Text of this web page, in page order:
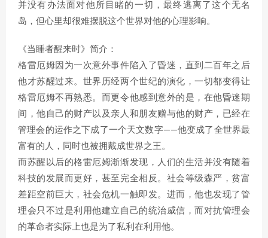
并没有办法面对他所目睹的一切，最终逃离了这个无名
岛，但心里却很难摆脱这个世界对他的心理影响。
《当睡者醒来时》简介：
格雷厄姆因为一次意外事件陷入了昏迷，直到二百年之后
他才苏醒过来。世界历经两个世纪的演化，一切都变得让
格雷厄姆不再熟悉。而更令他感到意外的是，在他昏迷期
间，他自己的财产以及亲人和朋友赠与他的财产，已经在
管理会的运作之下成了一个天文数字——他变成了全世界最
富有的人，同时也被拥戴成世界之王。
而苏醒以后的格雷厄姆渐渐发现，人们的生活并没有随着
科技的发展而更好，甚至完全相反。社会等级森严，贫富
差距空前巨大，社会危机一触即发。进而，他也发现了管
理会只不过是利用他建立自己的统治威信，而对抗管理会
的革命者实际上也是为了私利在利用他。